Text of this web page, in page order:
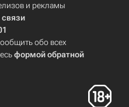
и рекламы
обо всех
формой обратной